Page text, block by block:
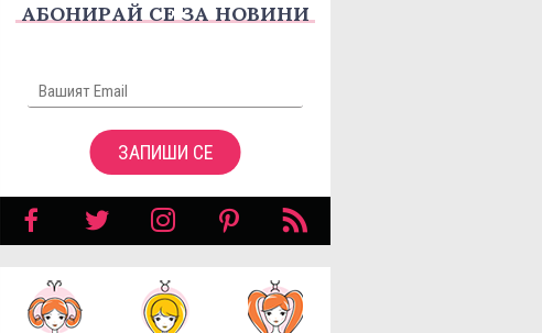
АБОНИРАЙ СЕ ЗА НОВИНИ
ЗАПИШИ СЕ